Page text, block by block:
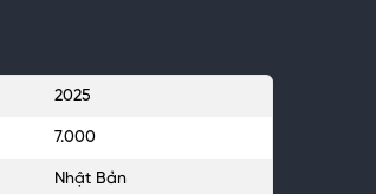
2025
7.000
Nhật Bản